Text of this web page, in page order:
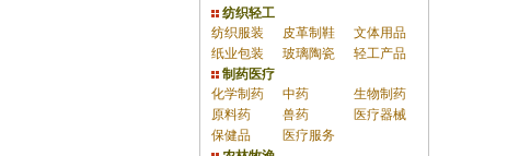
纺织轻工
纺织服装
皮革制鞋
文体用品
纸业包装
玻璃陶瓷
轻工产品
制药医疗
化学制药
中药
生物制药
原料药
兽药
医疗器械
保健品
医疗服务